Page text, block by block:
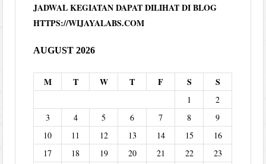
JADWAL KEGIATAN DAPAT DILIHAT DI BLOG
HTTPS://WIJAYALABS.COM
AUGUST 2026
M T W T F S S
1
2
3
4 5 6 7 8
9
10
11 12 13 14 15
16
17
18 19 20 21 22
23